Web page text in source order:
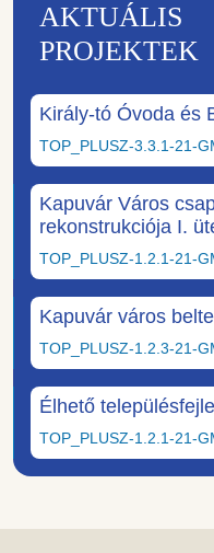
AKTUÁLIS
PROJEKTEK
Király-tó Óvoda és
TOP_PLUSZ-3.3.1-21-
Kapuvár Város
rekonstrukciója I.
TOP_PLUSZ-1.2.1-21-
Kapuvár város
TOP_PLUSZ-1.2.3-21-
Élhető
TOP_PLUSZ-1.2.1-21-